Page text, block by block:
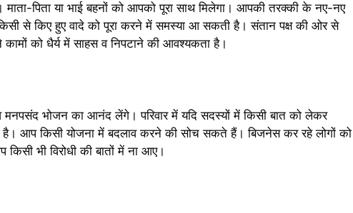
पिता या भाई बहनों को आपको पूरा साथ मिलेगा। आपकी तरक्की के नए-नए
से किए हुए वादे को पूरा करने में समस्या आ सकती है। संतान पक्ष की ओर से
को धैर्य में साहस व निपटाने की आवश्यकता है।
भोजन का आनंद लेंगे। परिवार में यदि सदस्यों में किसी बात को लेकर
है। आप किसी योजना में बदलाव करने की सोच सकते हैं। बिजनेस कर रहे लोगों को
भी विरोधी की बातों में ना आए।